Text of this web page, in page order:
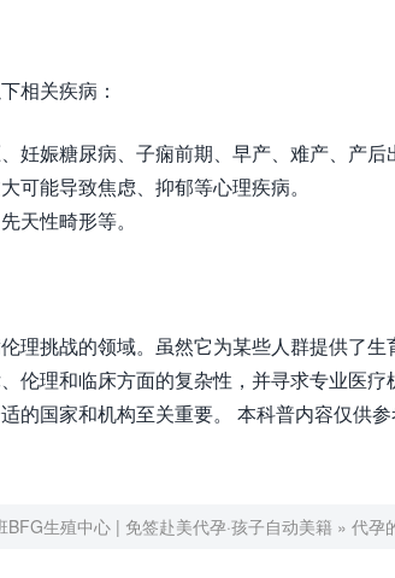
相关疾病：
妊娠糖尿病、子痫前期、早产、难产、产后
可能导致焦虑、抑郁等心理疾病。
天性畸形等。
理挑战的领域。虽然它为某些人群提供了
伦理和临床方面的复杂性，并寻求专业医
的国家和机构至关重要。 本科普内容仅供
BFG生殖中心 | 免签赴美代孕·孩子自动美籍 » 代孕